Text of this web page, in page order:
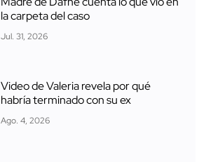
la carpeta del caso
Jul. 31, 2026
Video de Valeria revela por qué
habría terminado con su ex
Ago. 4, 2026